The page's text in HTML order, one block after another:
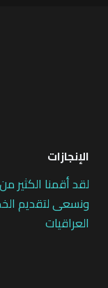
الإنجازات
لقد أقمنا الكثير
ونسعى لتقديم
العراقيات